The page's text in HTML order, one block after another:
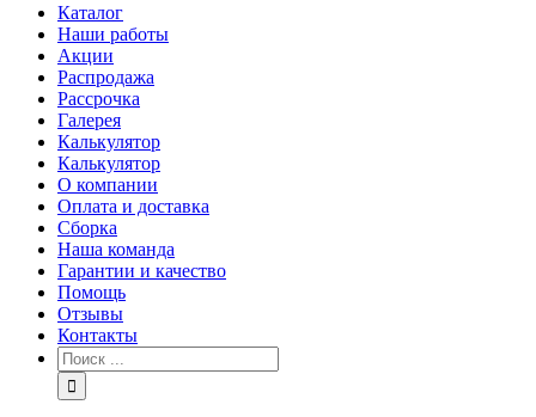
Каталог
Наши работы
Акции
Распродажа
Рассрочка
Галерея
Калькулятор
Калькулятор
О компании
Оплата и доставка
Сборка
Наша команда
Гарантии и качество
Помощь
Отзывы
Контакты